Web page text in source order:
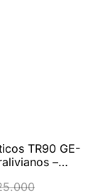
TR90 GE-
–